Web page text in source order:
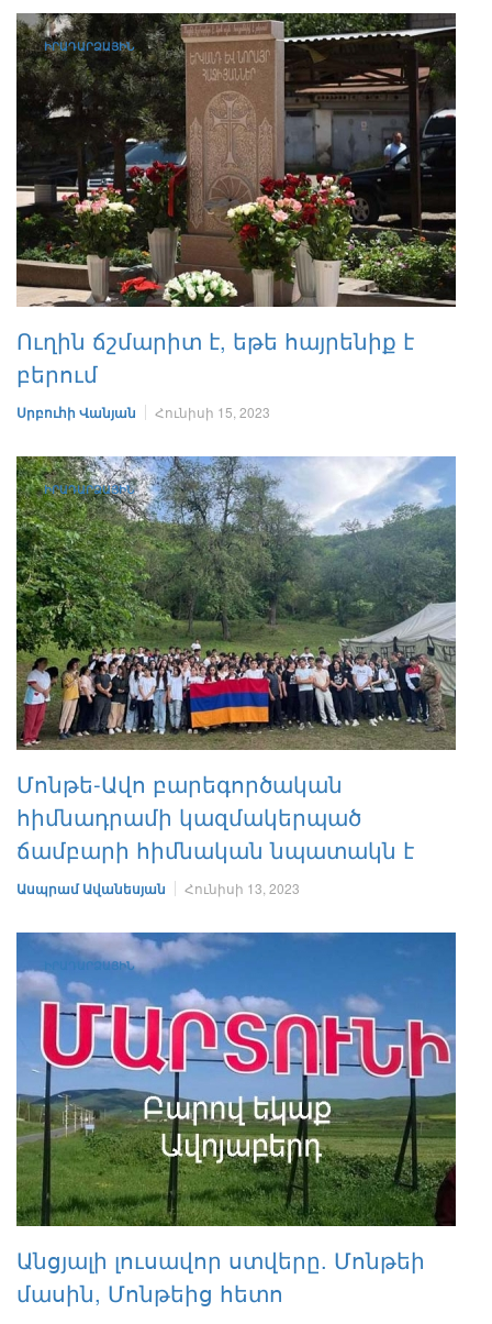
ԻՐԱԴԱՐՁԱՅԻՆ
Ուղին ճշմարիտ է, եթե հայրենիք է
բերում
Սրբուհի Վանյան Հունիսի 15, 2023
ԻՐԱԴԱՐՁԱՅԻՆ
Մոնթե-Ավո բարեգործական
հիմնադրամի կազմակերպած
ճամբարի հիմնական նպատակն է
Ասպրամ Ավանեսյան Հունիսի 13, 2023
ԻՐԱԴԱՐՁԱՅԻՆ
Անցյալի լուսավոր ստվերը. Մոնթեի
մասին, Մոնթեից հետո